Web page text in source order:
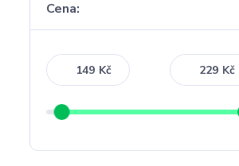
Cena:
Kč Kč